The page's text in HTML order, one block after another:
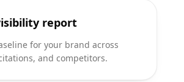
report
for your brand across
and competitors.